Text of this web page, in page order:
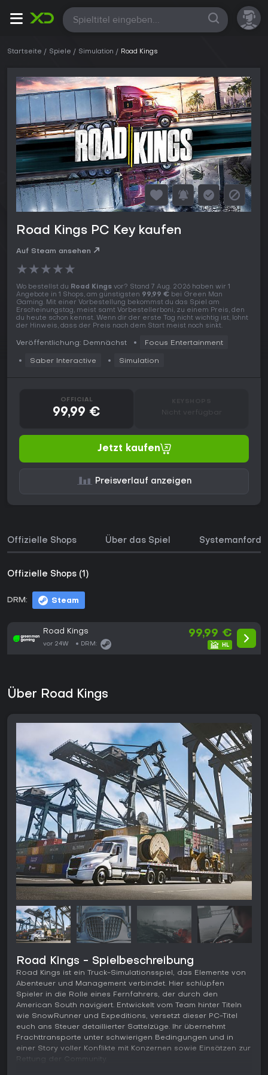
Alle
Startseite Spiele Simulation Road Kings
Road Kings PC Key kaufen
Auf Steam ansehen
★★★★★
Wo bestellst du Road Kings vor? Stand 7 Aug. 2026 haben wir 1
Angebote in 1 Shops, am günstigsten 99,99 € bei Green Man
Gaming. Mit einer Vorbestellung bekommst du das Spiel am
Erscheinungstag, meist samt Vorbestellerboni, zu einem Preis, den
du heute schon kennst. Wenn dir der erste Tag nicht wichtig ist, lohnt
der Hinweis, dass der Preis nach dem Start meist noch sinkt.
Veröffentlichung: Demnächst Focus Entertainment
Saber Interactive Simulation
OFFICIAL
99,99 € Nicht verfügbar
Jetzt kaufen
Preisverlauf anzeigen
Offizielle Shops Über das Spiel
Offizielle Shops (1)
DRM: Steam
Road Kings
vor 24W DRM:
99,99 €
Über Road Kings
Road Kings - Spielbeschreibung
Road Kings ist ein Truck-Simulationsspiel, das Elemente von
Abenteuer und Management verbindet. Hier schlüpfen
Spieler in die Rolle eines Fernfahrers, der durch den
American South navigiert. Entwickelt vom Team hinter Titeln
wie SnowRunner und Expeditions, versetzt dieser PC-Titel
euch ans Steuer detaillierter Sattelzüge. Ihr übernehmt
Frachttransporte unter schwierigen Bedingungen und in
einer Story voller Konflikte mit Konzernen sowie Einsätzen zur
Rettung der Community.